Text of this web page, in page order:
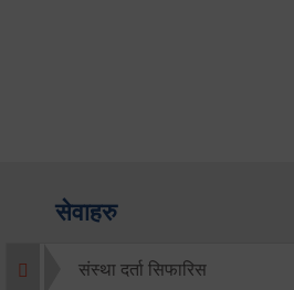
सेवाहरु
संस्था दर्ता सिफारिस